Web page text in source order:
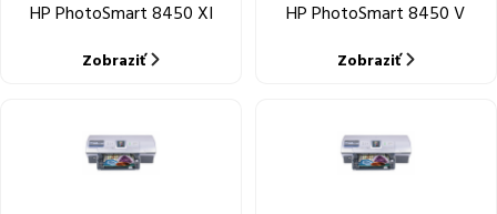
HP PhotoSmart 8450 XI
Zobraziť
HP PhotoSmart 8450 V
Zobraziť